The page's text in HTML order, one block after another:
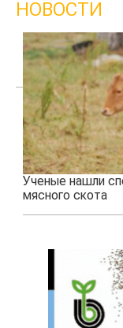
НОВОСТИ
Ученые нашли
мясного скота